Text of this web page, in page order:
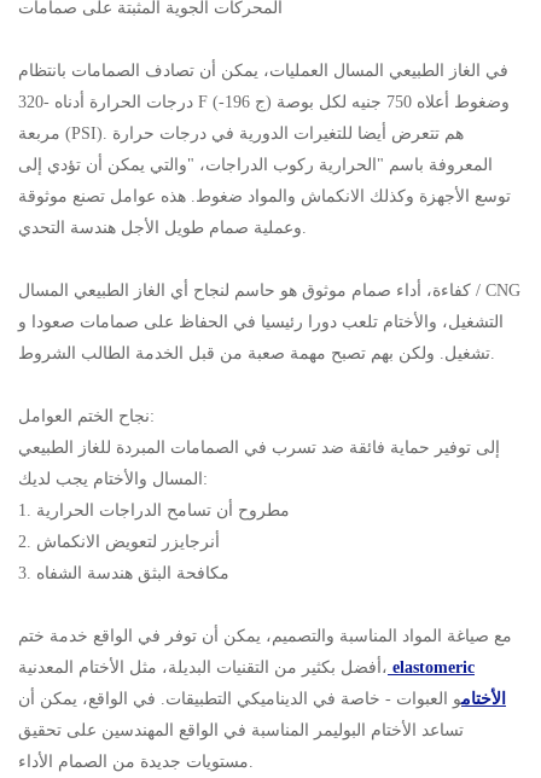
المحركات الجوية المثبتة على صمامات
في الغاز الطبيعي المسال العمليات، يمكن أن تصادف الصمامات بانتظام
درجات الحرارة أدناه -320 F (-196 ج) وضغوط أعلاه 750 جنيه لكل بوصة
مربعة (PSI). هم تتعرض أيضا للتغيرات الدورية في درجات حرارة
المعروفة باسم "الحرارية ركوب الدراجات، "والتي يمكن أن تؤدي إلى
توسع الأجهزة وكذلك الانكماش والمواد ضغوط. هذه عوامل تصنع موثوقة
كفاءة، أداء صمام موثوق هو حاسم لنجاح أي الغاز الطبيعي المسال / CNG
التشغيل، والأختام تلعب دورا رئيسيا في الحفاظ على صمامات صعودا و
نجاح الختم العوامل:
إلى توفير حماية فائقة ضد تسرب في الصمامات المبردة للغاز الطبيعي
المسال والأختام يجب لديك:
1. مطروح أن تسامح الدراجات الحرارية
2. أنرجايزر لتعويض الانكماش
3. مكافحة البثق هندسة الشفاه
مع صياغة المواد المناسبة والتصميم، يمكن أن توفر في الواقع خدمة ختم
أفضل بكثير من التقنيات البديلة، مثل الأختام المعدنية، elastomeric
الأختامو العبوات - خاصة في الديناميكي التطبيقات. في الواقع، يمكن أن
تساعد الأختام البوليمر المناسبة في الواقع المهندسين على تحقيق